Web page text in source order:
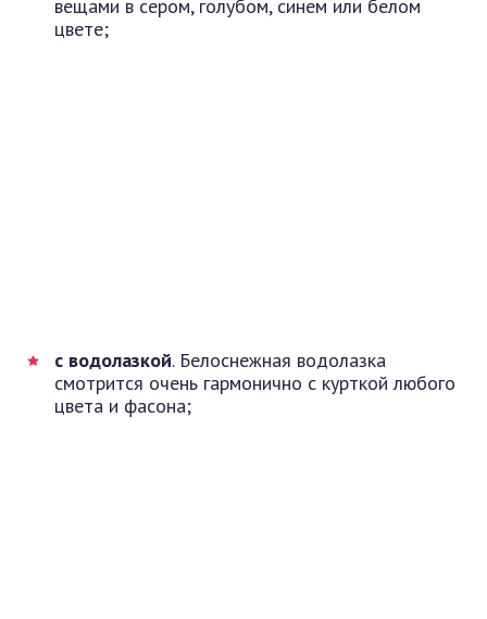
вещами в сером, голубом, синем или белом
цвете;
с водолазкой. Белоснежная водолазка
смотрится очень гармонично с курткой любого
цвета и фасона;